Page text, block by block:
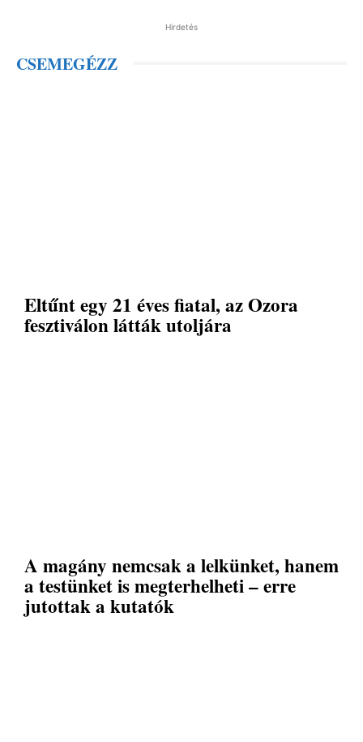
Hirdetés
CSEMEGÉZZ
Eltűnt egy 21 éves fiatal, az Ozora
fesztiválon látták utoljára
A magány nemcsak a lelkünket, hanem
a testünket is megterhelheti – erre
jutottak a kutatók